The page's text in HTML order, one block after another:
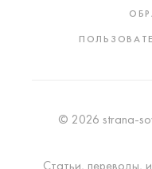
© 2026 strana-
Статьи, переводы,